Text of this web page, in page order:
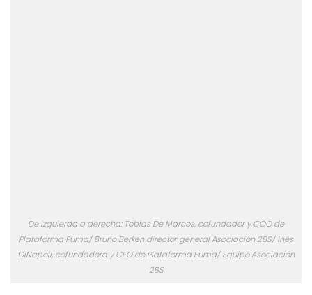
De izquierda a derecha: Tobias De Marcos, cofundador y COO de
Plataforma Puma/ Bruno Berken director general Asociación 2BS/ Inés
DiNapoli, cofundadora y CEO de Plataforma Puma/ Equipo Asociación
2BS